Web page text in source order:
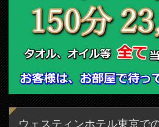
ウェスティンホテル東京で